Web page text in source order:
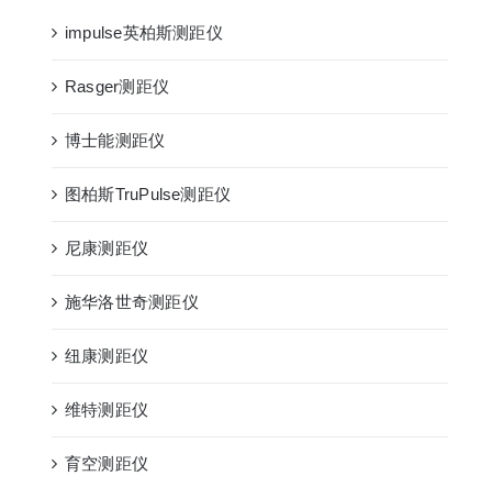
impulse英柏斯测距仪
Rasger测距仪
博士能测距仪
图柏斯TruPulse测距仪
尼康测距仪
施华洛世奇测距仪
纽康测距仪
维特测距仪
育空测距仪